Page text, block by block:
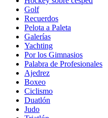
Golf
Recuerdos
Pelota a Paleta
Galerías
Yachting
Por los Gimnasios
Palabra de Profesionales
Ajedrez
Boxeo
Ciclismo
Duatlón
Judo